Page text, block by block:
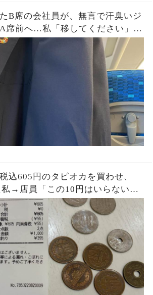
B席の会社員が、無言で汗臭いジ
席前へ…私「移してください」男
だろ」→社章を見た向かいの乗
し…
込605円のタピオカを買わせ、
→店員「この10円はいらない
のお釣りとレシートを持ち帰り、
で…？」